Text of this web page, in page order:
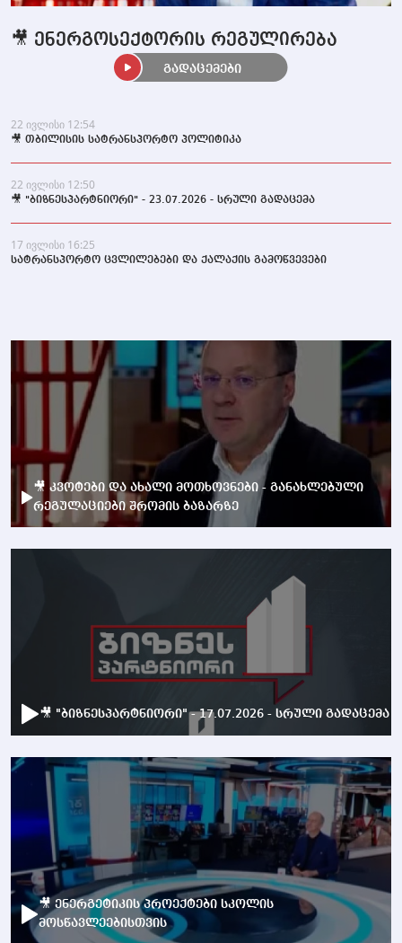
22 ივლისი 12:54
🎥 თბილისის სატრანსპორტო პოლიტიკა
22 ივლისი 12:50
🎥 "ბიზნესპარტნიორი" - 23.07.2026 - სრული გადაცემა
17 ივლისი 16:25
სატრანსპორტო ცვლილებები და ქალაქის გამოწვევები
🎥 ენერგოსექტორის რეგულირება
გადაცემები
🎥 კვოტები და ახალი მოთხოვნები - განახლებული
რეგულაციები შრომის ბაზარზე
🎥 "ბიზნესპარტნიორი" - 17.07.2026 - სრული გადაცემა
🎥 ენერგეტიკის პროექტები სკოლის
მოსწავლეებისთვის